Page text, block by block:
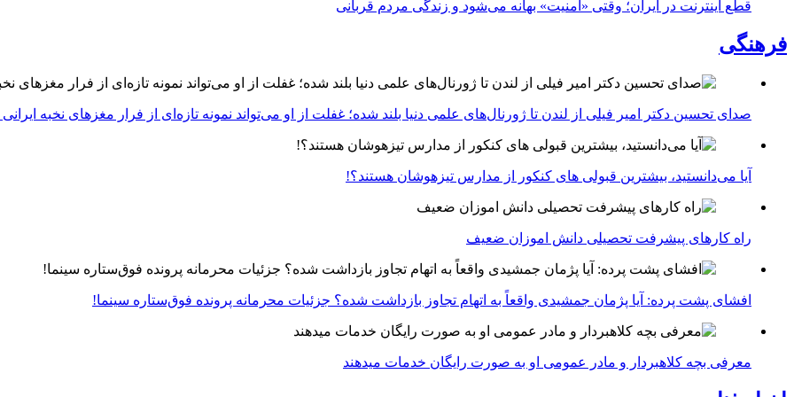
قطع اینترنت در ایران؛ وقتی «امنیت» بهانه می‌شود و زندگی مردم قربانی
فرهنگی
صدای تحسین دکتر امیر فیلی از لندن تا ژورنال‌های علمی دنیا بلند شده؛ غفلت از او می‌تواند نمونه تازه‌ای از فرار مغزهای نخبه ایرانی
آیا می‌دانستید، بیشترین قبولی های کنکور از مدارس تیزهوشان هستند؟!
راه کارهای پیشرفت تحصیلی دانش اموزان ضعیف
افشای پشت پرده: آیا پژمان جمشیدی واقعاً به اتهام تجاوز بازداشت شده؟ جزئیات محرمانه پرونده فوق‌ستاره سینما!
معرفی بچه کلاهبردار و مادر عمومی او به صورت رایگان خدمات میدهند